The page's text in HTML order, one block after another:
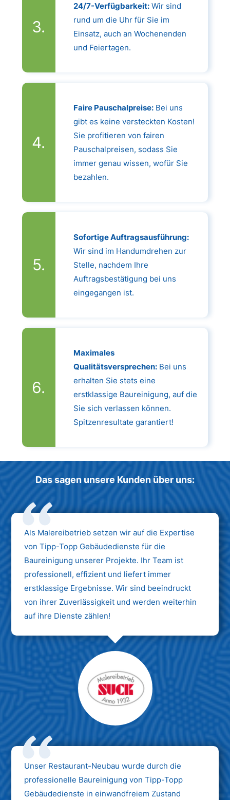
24/7-Verfügbarkeit:Wir sind
rund um die Uhr für Sie im
Einsatz, auch an Wochenenden
und Feiertagen.
Faire Pauschalpreise:Bei uns
gibt es keine versteckten Kosten!
Sie profitieren von fairen
Pauschalpreisen, sodass Sie
immer genau wissen, wofür Sie
bezahlen.
Sofortige Auftragsausführung:
Wir sind im Handumdrehen zur
Stelle, nachdem Ihre
Auftragsbestätigung bei uns
eingegangen ist.
Maximales
Qualitätsversprechen:Bei uns
erhalten Sie stets eine
erstklassige Baureinigung, auf die
Sie sich verlassen können.
Spitzenresultate garantiert!
Das sagen unsere Kunden über uns:
Als Malereibetrieb setzen wir auf die Expertise
von Tipp-Topp Gebäudedienste für die
Baureinigung unserer Projekte. Ihr Team ist
professionell, effizient und liefert immer
erstklassige Ergebnisse. Wir sind beeindruckt
von ihrer Zuverlässigkeit und werden weiterhin
auf ihre Dienste zählen!
Unser Restaurant-Neubau wurde durch die
professionelle Baureinigung von Tipp-Topp
Gebäudedienste in einwandfreiem Zustand